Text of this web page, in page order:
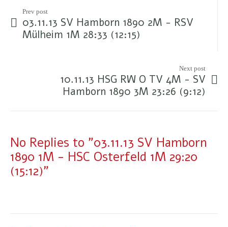
Prev post
03.11.13 SV Hamborn 1890 2M - RSV
Mülheim 1M 28:33 (12:15)
Next post
10.11.13 HSG RW O TV 4M - SV
Hamborn 1890 3M 23:26 (9:12)
No Replies to "03.11.13 SV Hamborn
1890 1M - HSC Osterfeld 1M 29:20
(15:12)"